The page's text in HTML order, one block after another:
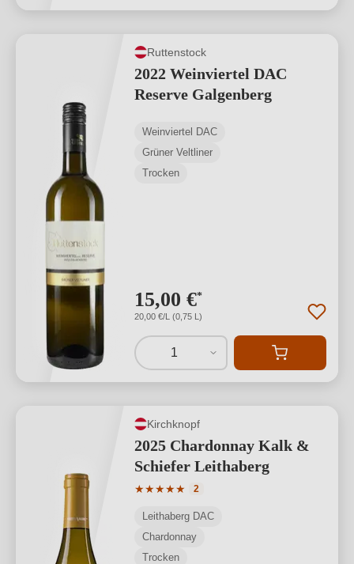
Ruttenstock
2022 Weinviertel DAC
Reserve Galgenberg
Weinviertel DAC
Grüner Veltliner
Trocken
15,00 €*
20,00 €/L (0,75 L)
1
Kirchknopf
2025 Chardonnay Kalk &
Schiefer Leithaberg
★★★★★
Durchschnittliche Bewertung von 5
2
Leithaberg DAC
Chardonnay
Trocken